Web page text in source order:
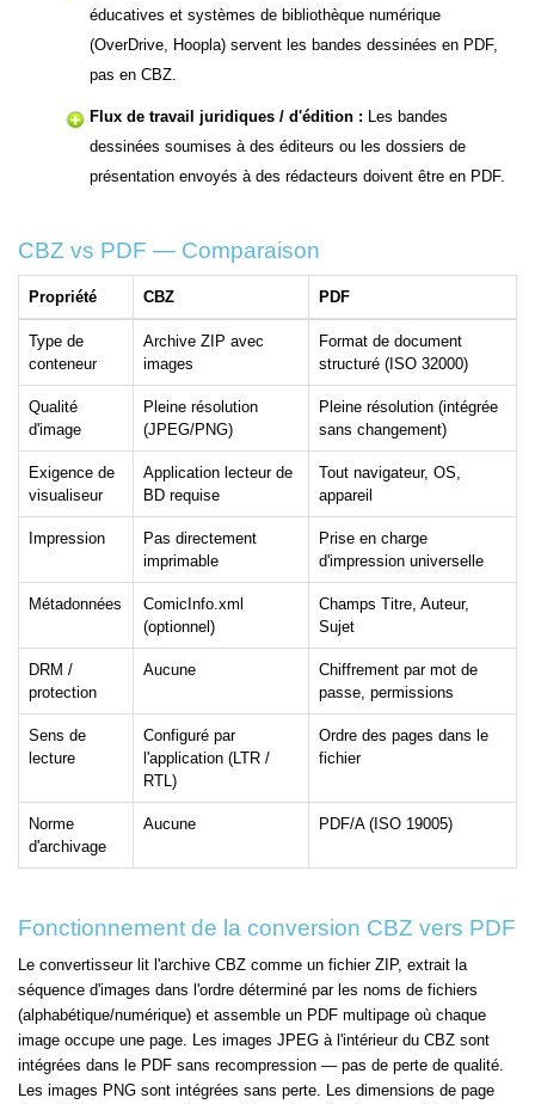
éducatives et systèmes de bibliothèque numérique
(OverDrive, Hoopla) servent les bandes dessinées en PDF,
pas en CBZ.
Flux de travail juridiques / d'édition : Les bandes
dessinées soumises à des éditeurs ou les dossiers de
présentation envoyés à des rédacteurs doivent être en PDF.
CBZ vs PDF — Comparaison
Propriété CBZ PDF
Type de
conteneur
Archive ZIP avec
images
Format de document
structuré (ISO 32000)
Qualité
d'image
Pleine résolution
(JPEG/PNG)
Pleine résolution (intégrée
sans changement)
Exigence de
visualiseur
Application lecteur de
BD requise
Tout navigateur, OS,
appareil
Impression
Pas directement
imprimable
Prise en charge
d'impression universelle
Métadonnées
ComicInfo.xml
(optionnel)
Champs Titre, Auteur,
Sujet
DRM /
protection
Aucune
Chiffrement par mot de
passe, permissions
Sens de
lecture
Configuré par
l'application (LTR /
RTL)
Ordre des pages dans le
fichier
Norme
d'archivage
Aucune PDF/A (ISO 19005)
Fonctionnement de la conversion CBZ vers PDF
Le convertisseur lit l'archive CBZ comme un fichier ZIP, extrait la
séquence d'images dans l'ordre déterminé par les noms de fichiers
(alphabétique/numérique) et assemble un PDF multipage où chaque
image occupe une page. Les images JPEG à l'intérieur du CBZ sont
intégrées dans le PDF sans recompression — pas de perte de qualité.
Les images PNG sont intégrées sans perte. Les dimensions de page